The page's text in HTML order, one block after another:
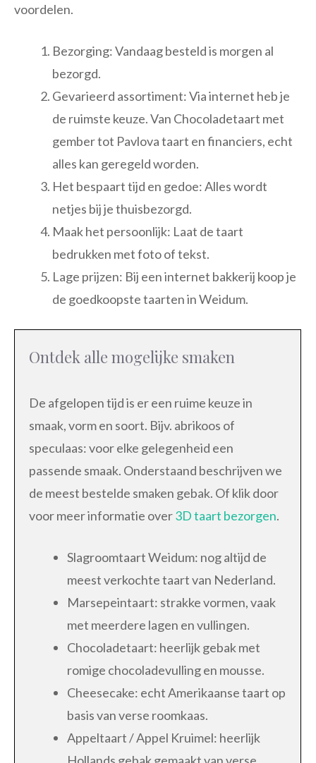
voordelen.
Bezorging: Vandaag besteld is morgen al
bezorgd.
Gevarieerd assortiment: Via internet heb je
de ruimste keuze. Van Chocoladetaart met
gember tot Pavlova taart en financiers, echt
alles kan geregeld worden.
Het bespaart tijd en gedoe: Alles wordt
netjes bij je thuisbezorgd.
Maak het persoonlijk: Laat de taart
bedrukken met foto of tekst.
Lage prijzen: Bij een internet bakkerij koop je
de goedkoopste taarten in Weidum.
Ontdek alle mogelijke smaken
De afgelopen tijd is er een ruime keuze in
smaak, vorm en soort. Bijv. abrikoos of
speculaas: voor elke gelegenheid een
passende smaak. Onderstaand beschrijven we
de meest bestelde smaken gebak. Of klik door
voor meer informatie over3D taart bezorgen.
Slagroomtaart Weidum: nog altijd de
meest verkochte taart van Nederland.
Marsepeintaart: strakke vormen, vaak
met meerdere lagen en vullingen.
Chocoladetaart: heerlijk gebak met
romige chocoladevulling en mousse.
Cheesecake: echt Amerikaanse taart op
basis van verse roomkaas.
Appeltaart / Appel Kruimel: heerlijk